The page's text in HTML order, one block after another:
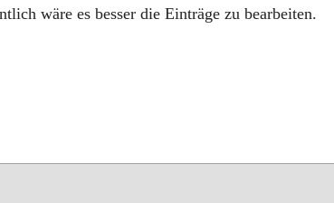
wäre es besser die Einträge zu bearbeiten.